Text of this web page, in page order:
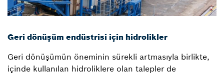
Geri dönüşüm endüstrisi için hidrolikler
Geri dönüşümün öneminin sürekli artmasıyla birlikte,
içinde kullanılan hidroliklere olan talepler de